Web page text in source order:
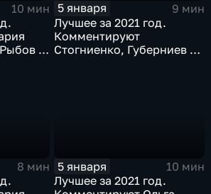
10 мин
и
5 января
9 мин
Лучшее за 2021 год.
Комментируют
Стогниенко, Губерниев и
8 мин
5 января
10 мин
Лучшее за 2021 год.